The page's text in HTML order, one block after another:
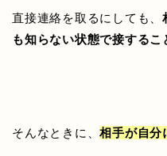
直接連絡を取るにしても、
も知らない状態で接するこ
そんなときに、相手が自分